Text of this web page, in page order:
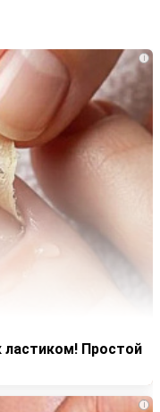
i
ластиком! Простой
i